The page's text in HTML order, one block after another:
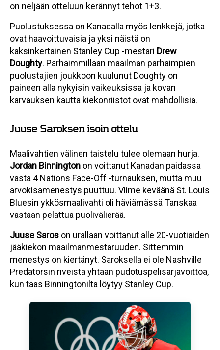
on neljään otteluun kerännyt tehot 1+3.
Puolustuksessa on Kanadalla myös lenkkejä, jotka
ovat haavoittuvaisia ja yksi näistä on
kaksinkertainen Stanley Cup -mestari Drew
Doughty. Parhaimmillaan maailman parhaimpien
puolustajien joukkoon kuulunut Doughty on
paineen alla nykyisin vaikeuksissa ja kovan
karvauksen kautta kiekonriistot ovat mahdollisia.
Juuse Saroksen isoin ottelu
Maalivahtien välinen taistelu tulee olemaan hurja.
Jordan Binnington on voittanut Kanadan paidassa
vasta 4 Nations Face-Off -turnauksen, mutta muu
arvokisamenestys puuttuu. Viime keväänä St. Louis
Bluesin ykkösmaalivahti oli häviämässä Tanskaa
vastaan pelattua puolivälierää.
Juuse Saros on urallaan voittanut alle 20-vuotiaiden
jääkiekon maailmanmestaruuden. Sittemmin
menestys on kiertänyt. Saroksella ei ole Nashville
Predatorsin riveistä yhtään pudotuspelisarjavoittoa,
kun taas Binningtonilta löytyy Stanley Cup.